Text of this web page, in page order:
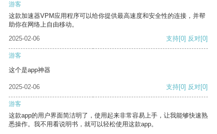
游客
这款加速器VPM应用程序可以给你提供最高速度和安全性的连接，并帮
助你在网络上自由移动。
2025-02-06
支持[0] 反对[0]
游客
这个是app神器
2025-02-06 支持[0] 反对[0]
游客
这款app的用户界面简洁明了，使用起来非常容易上手，让我能够快速熟
悉操作。我不用看说明书，就可以轻松使用这款app。